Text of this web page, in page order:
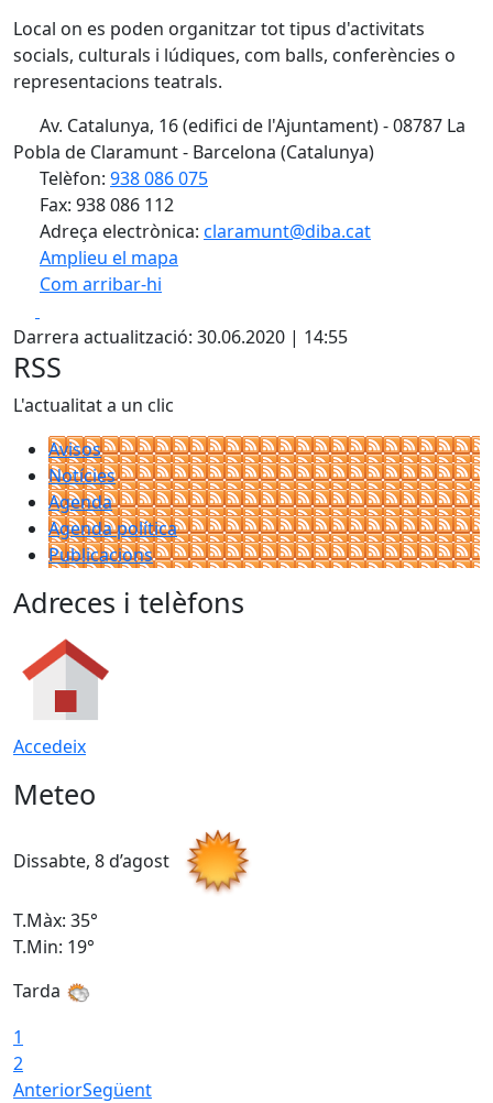
Local on es poden organitzar tot tipus d'activitats
socials, culturals i lúdiques, com balls, conferències o
representacions teatrals.
Av. Catalunya, 16 (edifici de l'Ajuntament) - 08787 La
Pobla de Claramunt - Barcelona (Catalunya)
Telèfon: 938 086 075
Fax: 938 086 112
Adreça electrònica: claramunt@diba.cat
Amplieu el mapa
Com arribar-hi
+
−
Darrera actualització: 30.06.2020 | 14:55
RSS
L'actualitat a un clic
Avisos
Notícies
Agenda
Agenda política
Publicacions
Adreces i telèfons
Accedeix
Meteo
Dissabte, 8 d’agost
T.Màx: 35°
T.Min: 19°
Tarda
1
2
AnteriorSegüent